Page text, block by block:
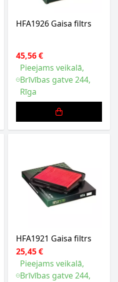
HFA1926 Gaisa filtrs
45,56 €
Pieejams veikalā,
Brīvības gatve 244,
Rīga
HFA1921 Gaisa filtrs
25,45 €
Pieejams veikalā,
Brīvības gatve 244,